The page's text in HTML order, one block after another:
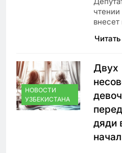
чтении
НОВОСТИ
УЗБЕКИСТАНА
Двух
дяди